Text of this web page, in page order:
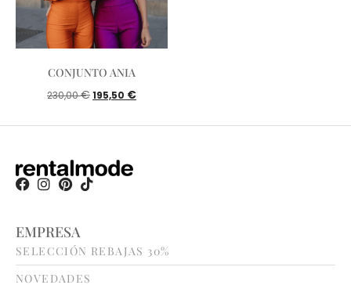
CONJUNTO ANIA
230,00€195,50 €
EMPRESA
SELECCIÓN REBAJAS 30%
NOVEDADES